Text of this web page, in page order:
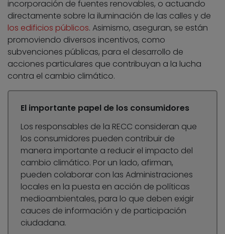
incorporación de fuentes renovables, o actuando
directamente sobre la iluminación de las calles y de
los edificios públicos. Asimismo, aseguran, se están
promoviendo diversos incentivos, como
subvenciones públicas, para el desarrollo de
acciones particulares que contribuyan a la lucha
contra el cambio climático.
El importante papel de los consumidores
Los responsables de la RECC consideran que
los consumidores pueden contribuir de
manera importante a reducir el impacto del
cambio climático. Por un lado, afirman,
pueden colaborar con las Administraciones
locales en la puesta en acción de políticas
medioambientales, para lo que deben exigir
cauces de información y de participación
ciudadana.